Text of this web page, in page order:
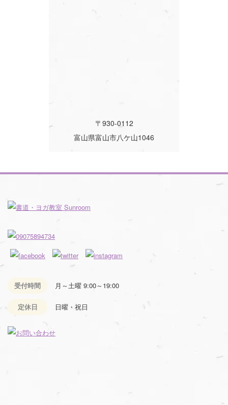
〒930-0112
富山県富山市八ケ山1046
受付時間 月～土曜 9:00～19:00
定休日 日曜・祝日